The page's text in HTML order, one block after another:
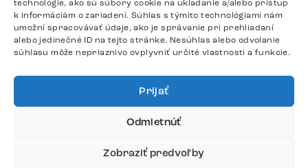
technológie, ako sú súbory cookie na ukladanie a/alebo prístup
k informáciám o zariadení. Súhlas s týmito technológiami nám
umožní spracovávať údaje, ako je správanie pri prehliadaní
alebo jedinečné ID na tejto stránke. Nesúhlas alebo odvolanie
súhlasu môže nepriaznivo ovplyvniť určité vlastnosti a funkcie.
Prijať
Odmietnúť
Zobraziť predvoľby
DÔLEŽITÉ ODKAZY
SLEDUJTE NÁS